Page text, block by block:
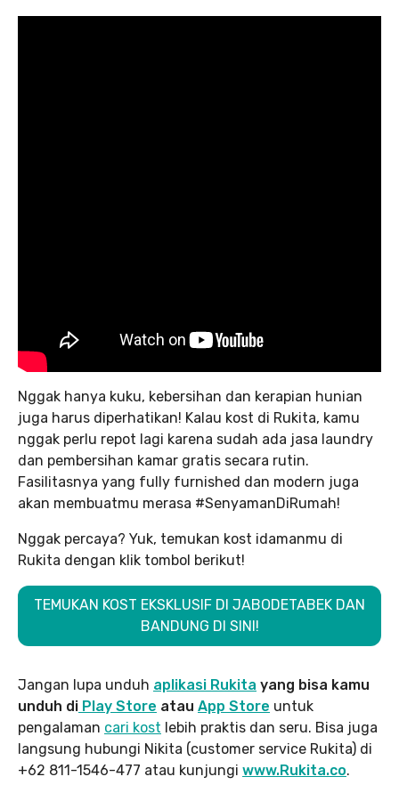
Nggak hanya kuku, kebersihan dan kerapian hunian
juga harus diperhatikan! Kalau kost di Rukita, kamu
nggak perlu repot lagi karena sudah ada jasa laundry
dan pembersihan kamar gratis secara rutin.
Fasilitasnya yang fully furnished dan modern juga
akan membuatmu merasa #SenyamanDiRumah!
Nggak percaya? Yuk, temukan kost idamanmu di
Rukita dengan klik tombol berikut!
TEMUKAN KOST EKSKLUSIF DI JABODETABEK DAN
BANDUNG DI SINI!
Jangan lupa unduh aplikasi Rukita yang bisa kamu
unduh di Play Store atau App Store untuk
pengalaman cari kost lebih praktis dan seru. Bisa juga
langsung hubungi Nikita (customer service Rukita) di
+62 811-1546-477 atau kunjungi www.Rukita.co.